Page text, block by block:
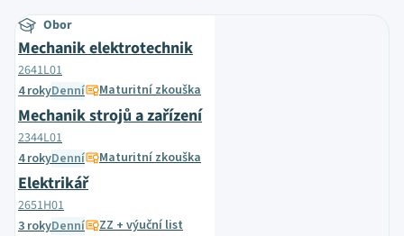
Obor
Mechanik elektrotechnik
2641L01
4 rokyDenní Maturitní zkouška
Mechanik strojů a zařízení
2344L01
4 rokyDenní Maturitní zkouška
Elektrikář
2651H01
3 rokyDenní ZZ + výuční list